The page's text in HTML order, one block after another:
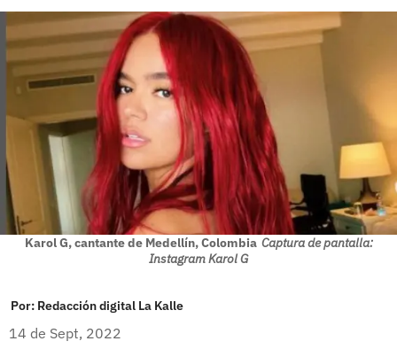
Karol G, cantante de Medellín, Colombia Captura de pantalla:
Instagram Karol G
Por: Redacción digital La Kalle
14 de Sept, 2022